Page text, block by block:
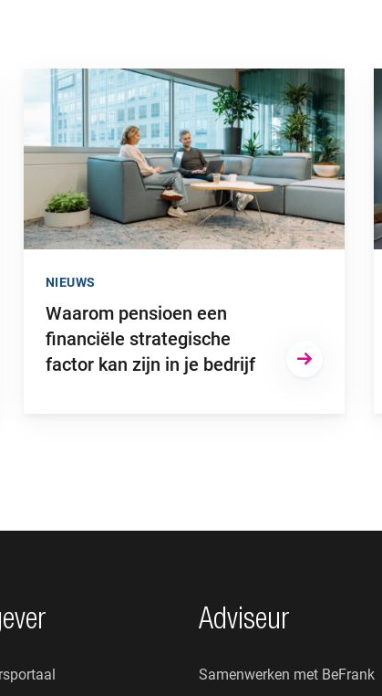
campagne”
Ga naar “Waarom pensioen een financiële
Waarom pensioen een
financiële strategische
factor kan zijn in je bedrijf
NIEUWS
Adviseur
Samenwerken met BeFrank